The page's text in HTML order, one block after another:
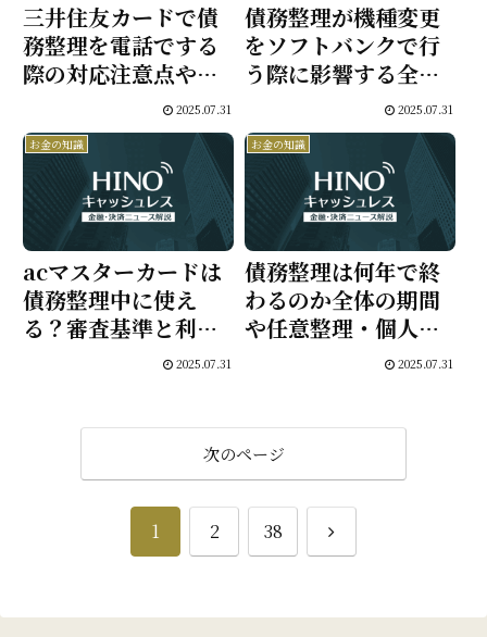
三井住友カードで債
務整理を電話でする
際の対応注意点や正
しい相談手順を徹底
解説【支払い遅延・
督促番号一覧も紹
介】
2025.07.31
債務整理が機種変更
をソフトバンクで行
う際に影響する全知
識と分割審査を通す
具体策
2025.07.31
お金の知識
acマスターカードは
債務整理中に使え
る？審査基準と利用
可否・リスクを徹底
2025.07.31
お金の知識
債務整理は何年で終
わるのか全体の期間
や任意整理・個人再
生・自己破産の手続
2025.07.31
次のページ
1 2 38
次